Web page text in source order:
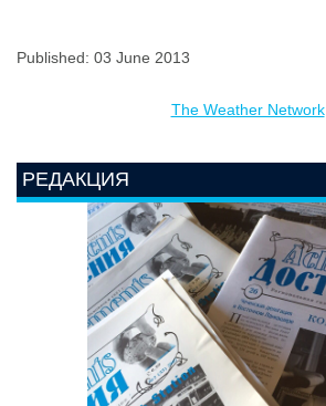
Published: 03 June 2013
The Weather Network
РЕДАКЦИЯ